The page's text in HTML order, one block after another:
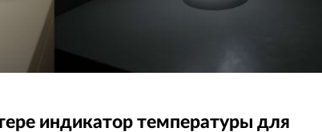
индикатор температуры для